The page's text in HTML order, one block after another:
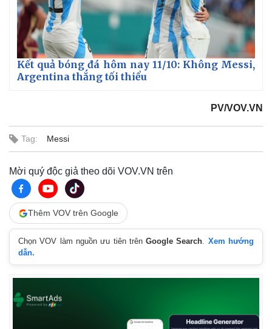
Thế giới
Quan sát
Cuộc sống đó đây
Hồ sơ
Multimedia
Video
Ảnh
E-Magazine
Infographic
Kết quả bóng đá hôm nay 11/10: Không Messi,
Argentina thắng tối thiểu
PV/VOV.VN
Tag: Messi
Mời quý độc giả theo dõi VOV.VN trên
Thêm VOV trên Google
Chọn VOV làm nguồn ưu tiên trênGoogle Search. Xem hướng
dẫn.